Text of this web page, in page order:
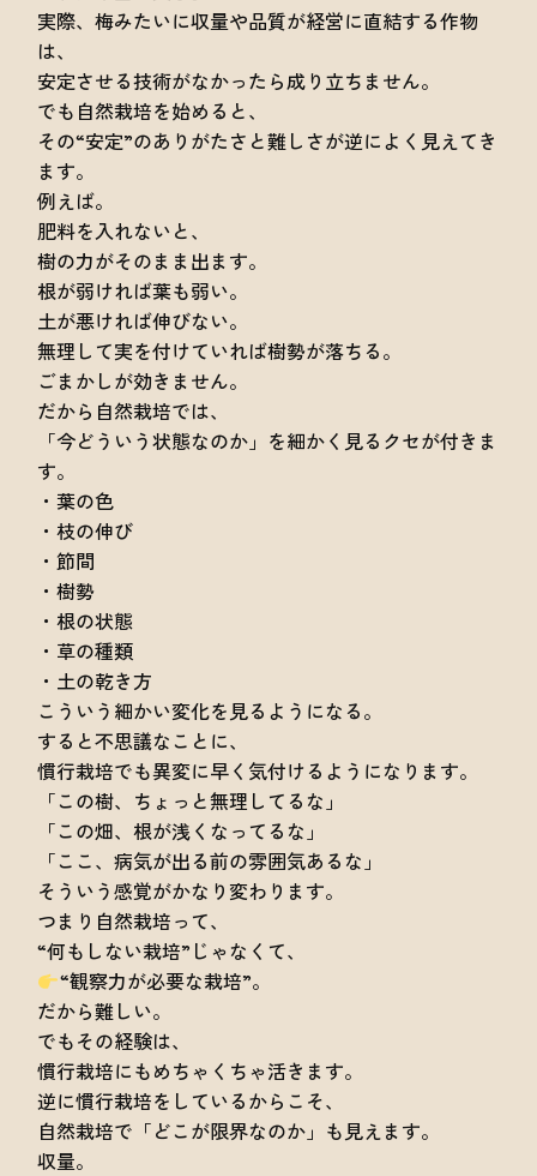
実際、梅みたいに収量や品質が経営に直結する作物
は、
安定させる技術がなかったら成り立ちません。
でも自然栽培を始めると、
その“安定”のありがたさと難しさが逆によく見えてき
ます。
例えば。
肥料を入れないと、
樹の力がそのまま出ます。
根が弱ければ葉も弱い。
土が悪ければ伸びない。
無理して実を付けていれば樹勢が落ちる。
ごまかしが効きません。
だから自然栽培では、
「今どういう状態なのか」を細かく見るクセが付きま
す。
・葉の色
・枝の伸び
・節間
・樹勢
・根の状態
・草の種類
・土の乾き方
こういう細かい変化を見るようになる。
すると不思議なことに、
慣行栽培でも異変に早く気付けるようになります。
「この樹、ちょっと無理してるな」
「この畑、根が浅くなってるな」
「ここ、病気が出る前の雰囲気あるな」
そういう感覚がかなり変わります。
つまり自然栽培って、
“何もしない栽培”じゃなくて、
“観察力が必要な栽培”。
だから難しい。
でもその経験は、
慣行栽培にもめちゃくちゃ活きます。
逆に慣行栽培をしているからこそ、
自然栽培で「どこが限界なのか」も見えます。
収量。